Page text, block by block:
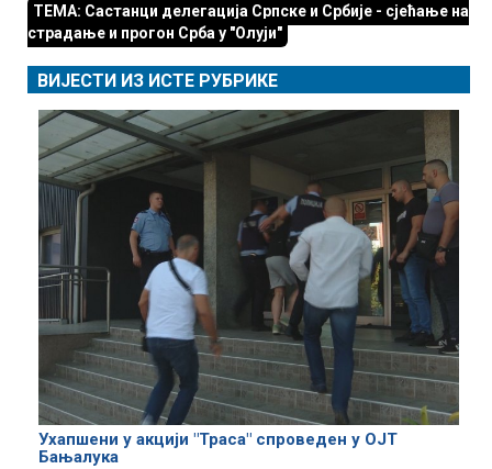
ТЕМА: Састанци делегација Српске и Србије - сјећање на
страдање и прогон Срба у "Олуји"
ВИЈЕСТИ ИЗ ИСТЕ РУБРИКЕ
Ухапшени у акцији "Траса" спроведен у ОЈТ
Бањалука